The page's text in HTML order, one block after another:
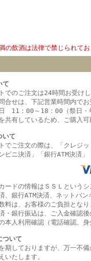
の飲酒は法律で禁じられて
て
でのご注文は24時間お受けし
合せは、下記営業時間内でお
日 11：00～18：00（祭日
共有しているため、ご購入
いて
でご注文の際は、「クレジ
ビニ決済」 「銀行ATM決済
ードの情報はＳＳＬというシ
、銀行ATM決済、ネットバン
料は、お客様のご負担となり
・銀行振込は、ご入金確認後
本人利用確認（電話確認、身
ついて
期しておりますが、万一不
いたします。